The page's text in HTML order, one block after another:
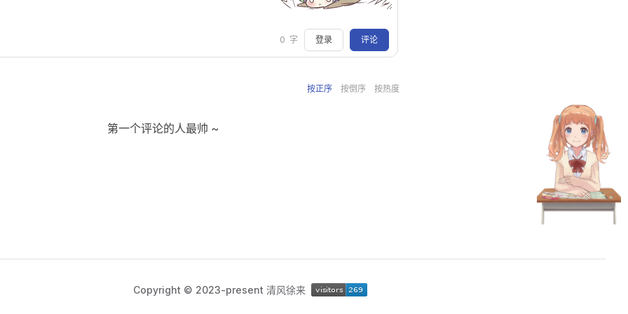
0 字 登录 评论
按正序 按倒序 按热度
第一个评论的人最帅 ~
Copyright © 2023-present 清风徐来